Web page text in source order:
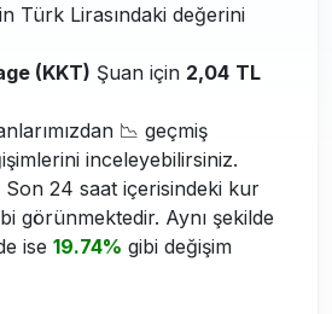
Türk Lirasındaki değerini
(KKT) Şuan için 2,04 TL
📉 geçmiş
inceleyebilirsiniz.
Son 24 saat içerisindeki kur
görünmektedir. Aynı şekilde
ise 19.74% gibi değişim